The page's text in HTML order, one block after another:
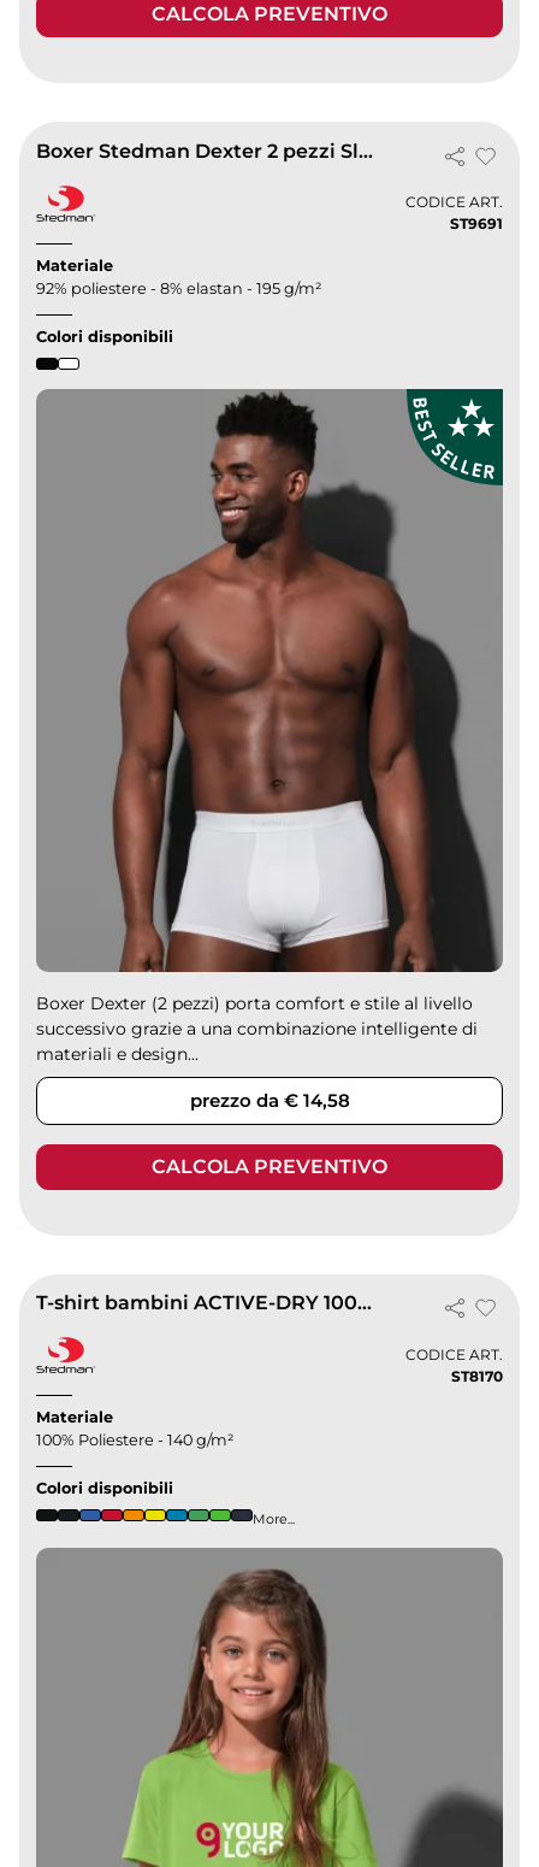
CALCOLA PREVENTIVO
Boxer Stedman Dexter 2 pezzi Slim Fit
CODICE ART.
ST9691
Materiale
92% poliestere - 8% elastan - 195 g/m²
Colori disponibili
Boxer Dexter (2 pezzi) porta comfort e stile al livello
successivo grazie a una combinazione intelligente di
materiali e design...
prezzo da € 14,58
CALCOLA PREVENTIVO
T-shirt bambini ACTIVE-DRY 100% poliestere 140g girocollo sport
CODICE ART.
ST8170
Materiale
100% Poliestere - 140 g/m²
Colori disponibili
More...